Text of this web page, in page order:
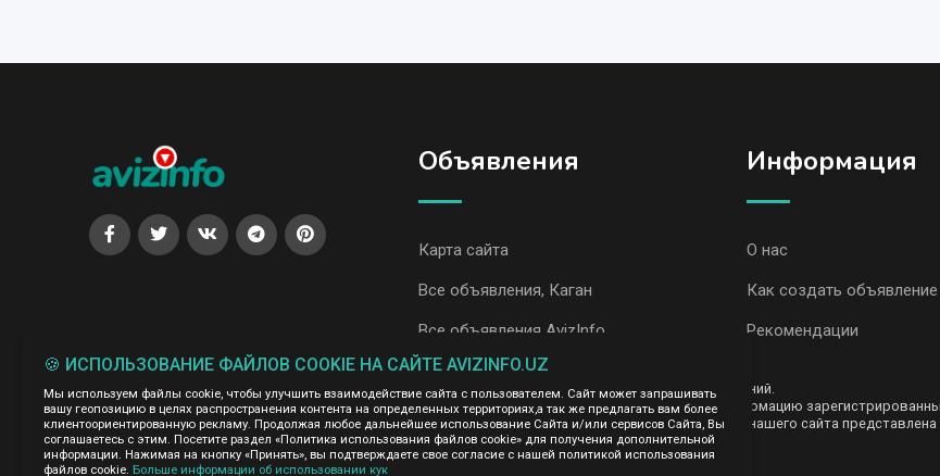
Объявления
Карта сайта
Все объявления, Каган
Все объявления AvizInfo
Информация
О нас
Как создать объявление
Рекомендации
Администрация сайта AvizInfo.uz не несет ответственность за содержание размещенных объявлений.
Мы ценим конфиденциальность наших пользователей. Мы не передаем и не продаем личную информацию
правила конфиденциальности сайтов на которые ссылается AvizInfo.uz. На некоторых страницах нашего сайта
подробней о правилах конфиденциальности Googleнажмите тут.
🍪 ИСПОЛЬЗОВАНИЕ ФАЙЛОВ COOKIE НА САЙТЕ AVIZINFO.UZ
Мы используем файлы cookie, чтобы улучшить взаимодействие сайта с пользователем. Сайт может запрашивать
вашу геопозицию в целях распространения контента на определенных территориях,а так же предлагать вам более
клиентоориентированную рекламу. Продолжая любое дальнейшее использование Сайта и/или сервисов Сайта, Вы
соглашаетесь с этим. Посетите раздел «Политика использования файлов cookie» для получения дополнительной
информации. Нажимая на кнопку «Принять», вы подтверждаете свое согласие с нашей политикой использования
файлов cookie. Больше информации об использовании кук